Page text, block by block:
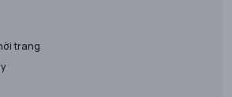
trang